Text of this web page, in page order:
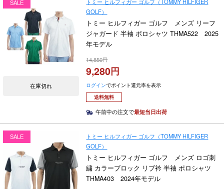
SALE
在庫切れ
トミー ヒルフィガー ゴルフ（TOMMY HILFIGER
GOLF）
トミー ヒルフィガー ゴルフ メンズ リーフ
ジャガード 半袖 ポロシャツ THMA522 2025
年モデル
14,850
9,280
ログインでポイント還元率を表示
送料無料
午前中の注文で最短当日出荷
SALE
トミー ヒルフィガー ゴルフ（TOMMY HILFIGER
GOLF）
トミー ヒルフィガー ゴルフ メンズ ロゴ刺
繍 カラーブロック リブ衿 半袖 ポロシャツ
THMA403 2024年モデル